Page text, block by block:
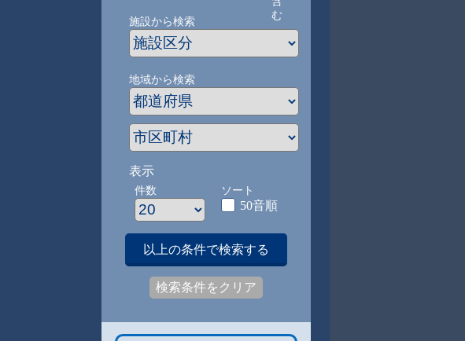
む
施設から検索
地域から検索
表示
件数 ソート
50音順
以上の条件で検索する
検索条件をクリア